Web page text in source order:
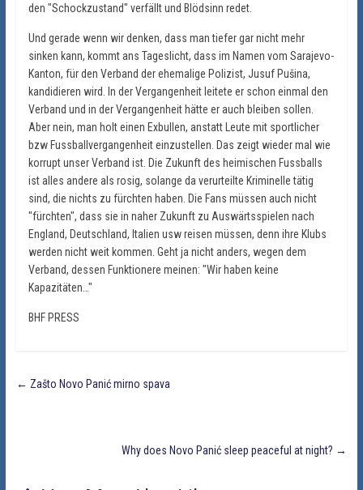
den "Schockzustand" verfällt und Blödsinn redet.
Und gerade wenn wir denken, dass man tiefer gar nicht mehr
sinken kann, kommt ans Tageslicht, dass im Namen vom Sarajevo-
Kanton, für den Verband der ehemalige Polizist, Jusuf Pušina,
kandidieren wird. In der Vergangenheit leitete er schon einmal den
Verband und in der Vergangenheit hätte er auch bleiben sollen.
Aber nein, man holt einen Exbullen, anstatt Leute mit sportlicher
bzw Fussballvergangenheit einzustellen. Das zeigt wieder mal wie
korrupt unser Verband ist. Die Zukunft des heimischen Fussballs
ist alles andere als rosig, solange da verurteilte Kriminelle tätig
sind, die nichts zu fürchten haben. Die Fans müssen auch nicht
"fürchten", dass sie in naher Zukunft zu Auswärtsspielen nach
England, Deutschland, Italien usw reisen müssen, denn ihre Klubs
werden nicht weit kommen. Geht ja nicht anders, wegen dem
Verband, dessen Funktionere meinen: "Wir haben keine
Kapazitäten…"
BHF PRESS
← Zašto Novo Panić mirno spava
Why does Novo Panić sleep peaceful at night? →